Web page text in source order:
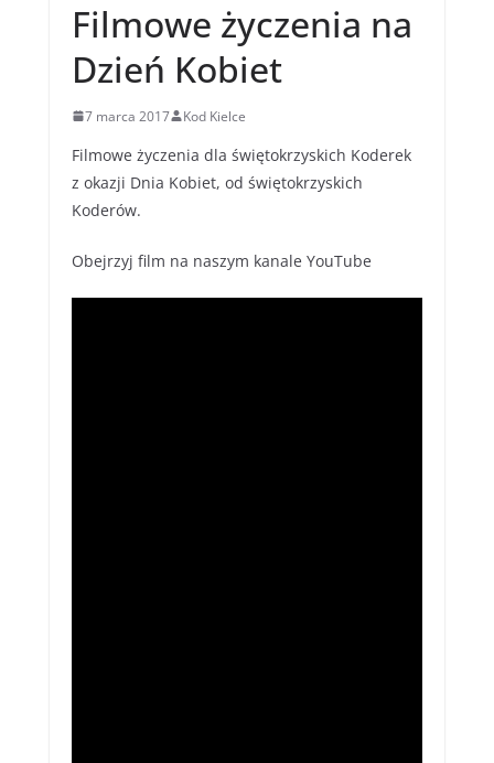
Filmowe życzenia na
Dzień Kobiet
7 marca 2017 Kod Kielce
Filmowe życzenia dla świętokrzyskich Koderek
z okazji Dnia Kobiet, od świętokrzyskich
Koderów.
Obejrzyj film na naszym kanale YouTube